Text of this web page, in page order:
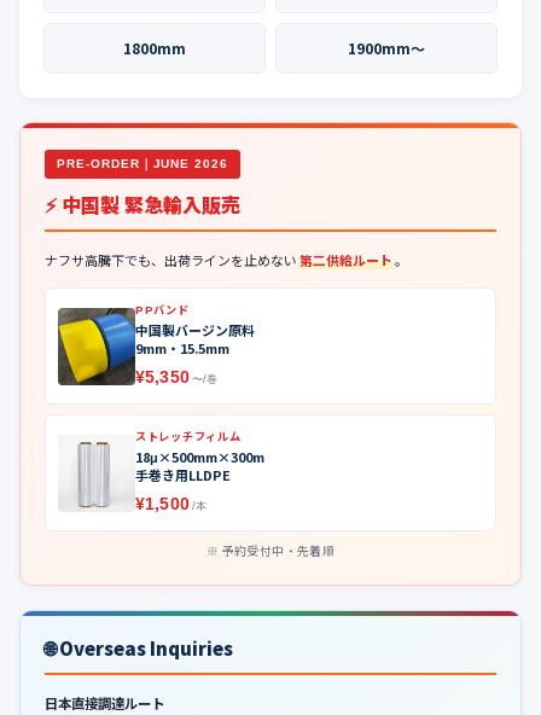
1800mm 1900mm〜
PRE-ORDER｜JUNE 2026
⚡ 中国製 緊急輸入販売
ナフサ高騰下でも、出荷ラインを止めない第二供給ルート。
PPバンド
中国製バージン原料
9mm・15.5mm
¥5,350 〜/巻
ストレッチフィルム
18μ×500mm×300m
手巻き用LLDPE
¥1,500 /本
予約受付中・先着順
🌐 Overseas Inquiries
日本直接調達ルート